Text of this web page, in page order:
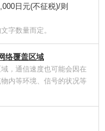
日元(不征税)/则
字数量而定。
络覆盖区域
，通信速度也可能会因在
内等环境、信号的状况等